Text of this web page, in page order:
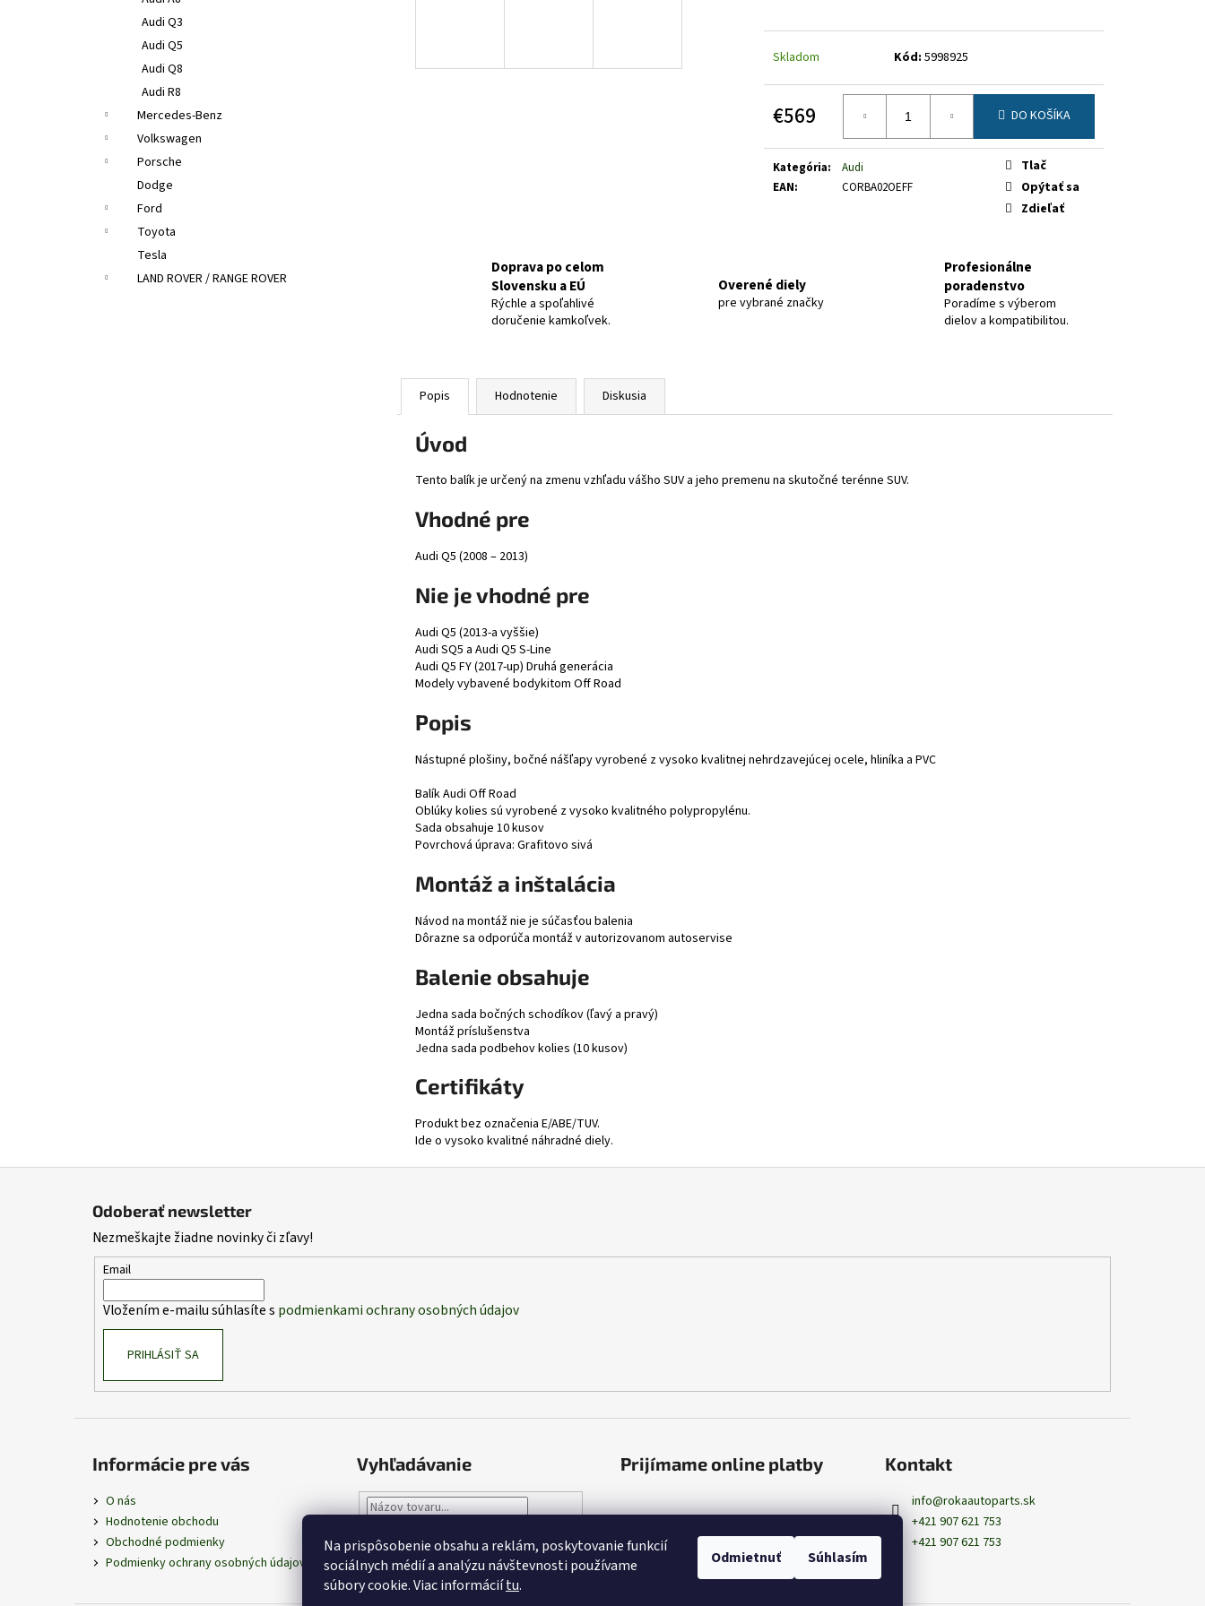
Na prispôsobenie obsahu a reklám, poskytovanie funkcií
sociálnych médií a analýzu návštevnosti používame
súbory cookie. Viac informáciítu.
Odmietnuť Súhlasím
Audi Q3
Audi Q5
Audi Q8
Audi R8
Mercedes-Benz
Volkswagen
Porsche
Dodge
Ford
Toyota
Tesla
LAND ROVER / RANGE ROVER
Skladom Kód: 5998925
€569
cena:
DO KOŠÍKA
Kategória:
Audi
EAN: CORBA02OEFF
Tlač
Opýtať sa
Zdieľať
Doprava po celom
Slovensku a EÚ
Rýchle a spoľahlivé
doručenie kamkoľvek.
Overené diely
pre vybrané značky
Profesionálne
poradenstvo
Poradíme s výberom
dielov a kompatibilitou.
Popis Hodnotenie Diskusia
Úvod
Tento balík je určený na zmenu vzhľadu vášho SUV a jeho premenu na skutočné terénne SUV.
Vhodné pre
Audi Q5 (2008 – 2013)
Nie je vhodné pre
Audi Q5 (2013-a vyššie)
Audi SQ5 a Audi Q5 S-Line
Audi Q5 FY (2017-up) Druhá generácia
Modely vybavené bodykitom Off Road
Popis
Nástupné plošiny, bočné nášľapy vyrobené z vysoko kvalitnej nehrdzavejúcej ocele, hliníka a PVC
Balík Audi Off Road
Oblúky kolies sú vyrobené z vysoko kvalitného polypropylénu.
Sada obsahuje 10 kusov
Povrchová úprava: Grafitovo sivá
Montáž a inštalácia
Návod na montáž nie je súčasťou balenia
Dôrazne sa odporúča montáž v autorizovanom autoservise
Balenie obsahuje
Jedna sada bočných schodíkov (ľavý a pravý)
Montáž príslušenstva
Jedna sada podbehov kolies (10 kusov)
Certifikáty
Produkt bez označenia E/ABE/TUV.
Ide o vysoko kvalitné náhradné diely.
Odoberať newsletter
Nezmeškajte žiadne novinky či zľavy!
Email
Vložením e-mailu súhlasíte s podmienkami ochrany osobných údajov
PRIHLÁSIŤ SA
Informácie pre vás
O nás
Hodnotenie obchodu
Obchodné podmienky
Podmienky ochrany osobných údajov
Vyhľadávanie
HĽADAŤ
Prijímame online platby Kontakt
info@rokaautoparts.sk
+421 907 621 753
+421 907 621 753